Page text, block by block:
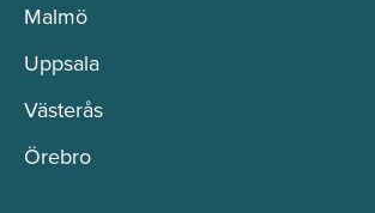
Malmö
Uppsala
Västerås
Örebro